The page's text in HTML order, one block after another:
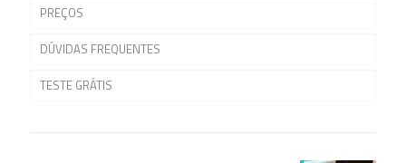
PREÇOS
DÚVIDAS FREQUENTES
TESTE GRÁTIS